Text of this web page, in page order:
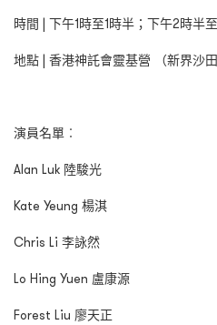
時間 | 下午1時至1時半；下午2時半
地點 | 香港神託會靈基營 （新界沙田
演員名單︰
Alan Luk 陸駿光
Kate Yeung 楊淇
Chris Li 李詠然
Lo Hing Yuen 盧康源
Forest Liu 廖天正